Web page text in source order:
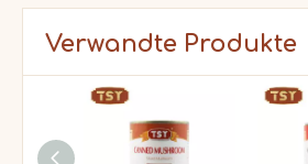
Verwandte Produkte